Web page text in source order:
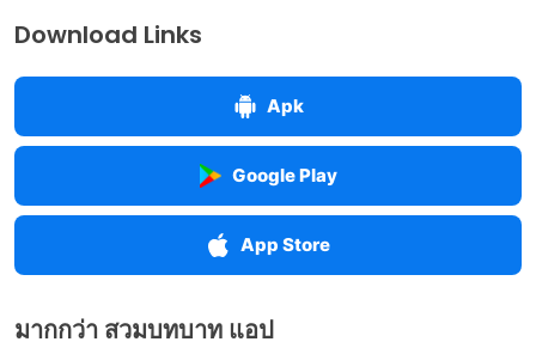
Download Links
Apk
Google Play
App Store
มากกว่า สวมบทบาท แอป